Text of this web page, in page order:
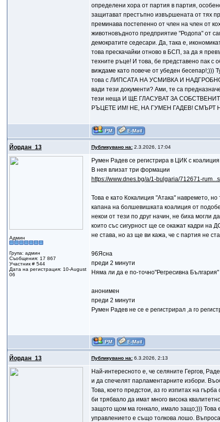
определени хора от партия в партия,
защитават престъпно извършената от тях
преминава постепенно от член на член от
животновъдното предприятие "Родопа" от
демократите седесари. Да, така е,
това прескачайки отново в БСП, за да я
техните ръце! И това, бе представено пак с
виждаме като повече от убеден бесепар!;)))
това с ЛИПСАТА НА УСМИВКА И
вади тези документи? Ами, те са
тези неща И ЩЕ ГЛАСУВАТ ЗА
РЪЦЕТЕ ИМ! НЕ, НА ГУМЕН ГАДЕВ!
Йордан_13 Публикувано на:2.3.2026, 17:04
Админ
Група: админ
Съобщения: 17 867
Участник # 544
Дата на регистрация: 10-August
06
Румен Радев се регистрира в ЦИК с
В нея влизат три формации
https://www.dnes.bg/a/1-bulgaria/712671-
Това е като Кокалиция "Атака" навремето,
капана на болшевишката коалиция от
некои от тези по друг начин, не биха могли
които със сигурност ще се окажат кадри на
не става, но аз ще ви кажа, че с партия не
96Ясна
преди 2 минути
Няма ли да е по-точно"Регресивна България"
анонимен
преди 2 минути
Румен Радев не се е регистрирал ,а го
Йордан_13 Публикувано на:6.3.2026, 2:13
Най-интересното е, че селяните Гергов,
и да спечелят парламентарните избори.
Това, което предстои, аз го изпитах на
би трябвало да имат много висока
защото щом ма гонкало, имало защо;))) Това
управлението е също толкова лошо.